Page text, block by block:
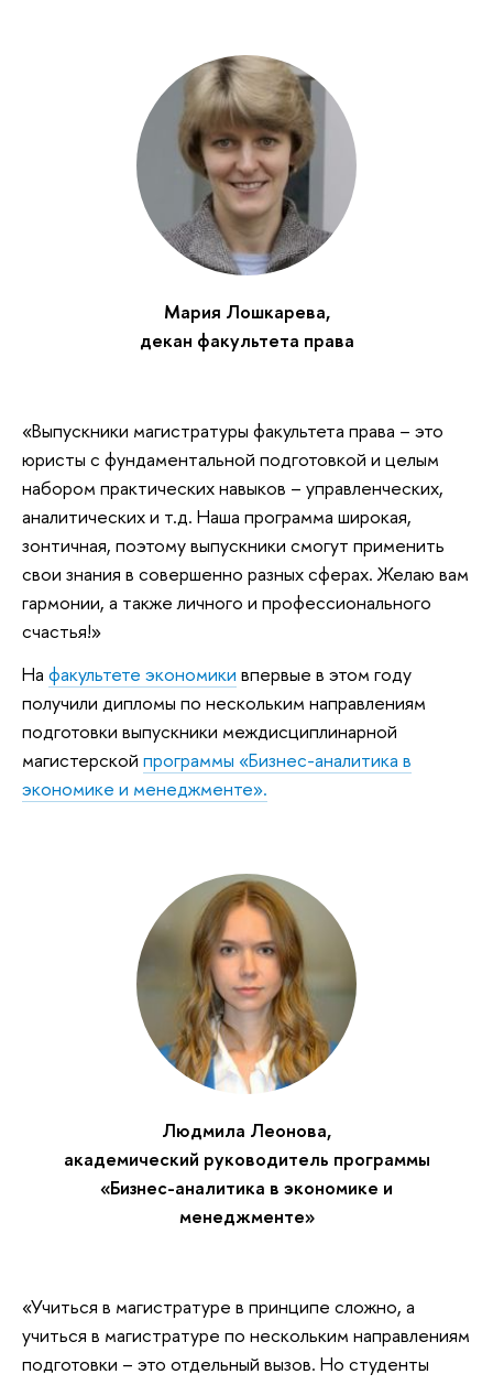
Мария Лошкарева,
декан факультета права
«Выпускники магистратуры факультета права – это
юристы с фундаментальной подготовкой и целым
набором практических навыков – управленческих,
аналитических и т.д. Наша программа широкая,
зонтичная, поэтому выпускники смогут применить
свои знания в совершенно разных сферах. Желаю вам
гармонии, а также личного и профессионального
счастья!»
На факультете экономики впервые в этом году
получили дипломы по нескольким направлениям
подготовки выпускники междисциплинарной
магистерской программы «Бизнес-аналитика в
экономике и менеджменте».
Людмила Леонова,
академический руководитель программы
«Бизнес-аналитика в экономике и
менеджменте»
«Учиться в магистратуре в принципе сложно, а
учиться в магистратуре по нескольким направлениям
подготовки – это отдельный вызов. Но студенты